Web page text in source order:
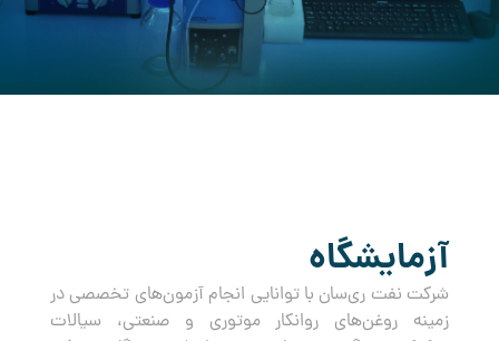
آزمایشگاه
شرکت نفت ری‌سان با توانایی انجام آزمون‌های تخصصی در
زمینه روغن‌های روانکار موتوری و صنعتی، سیالات